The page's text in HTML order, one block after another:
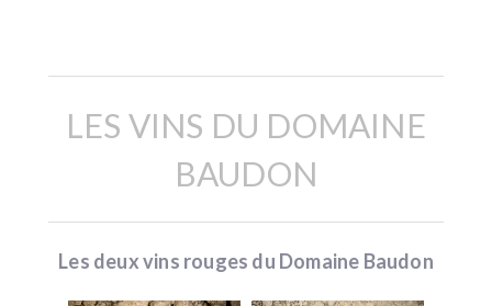
LES VINS DU DOMAINE
BAUDON
Les deux vins rouges du Domaine Baudon